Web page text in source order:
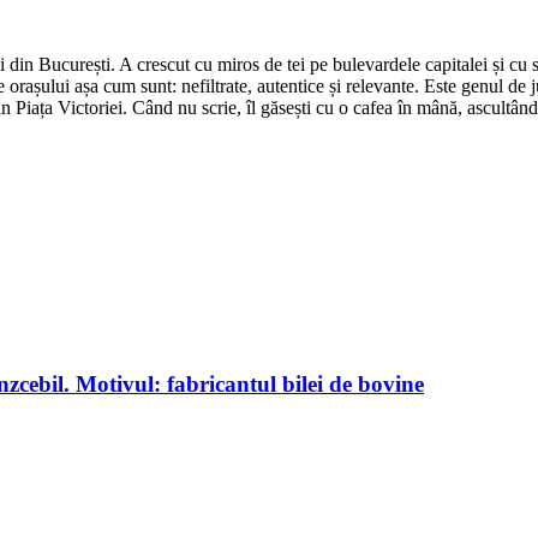
București. A crescut cu miros de tei pe bulevardele capitalei și
așa cum sunt: nefiltrate, autentice și relevante. Este genul
Piața Victoriei. Când nu scrie, îl găsești cu o cafea în mână,
Motivul: fabricantul bilei de bovine